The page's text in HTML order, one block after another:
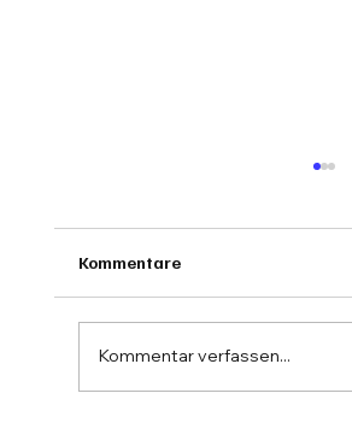
Kommentare
Kommentar verfassen...